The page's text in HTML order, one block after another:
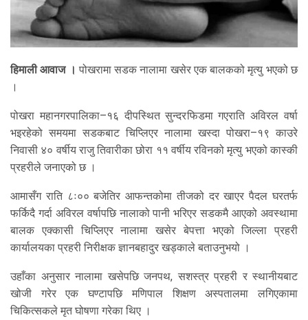
हिमाली आवाज । पोखरामा सडक नालामा खसेर एक बालकको मृत्यु भएको छ
।
पोखरा महानगरपालिका–१६ दीपस्थित सुन्दरफिडमा गएराति अविरल वर्षा
भइरहेको समयमा सडकबाट चिप्लिएर नालामा खस्दा पोखरा–१९ काउरे
निवासी ४० वर्षीय राजु तिवारीका छोरा ११ वर्षीय रविनको मृत्यु भएको कास्की
प्रहरीले जनाएको छ ।
आमासँग राति ८ः०० बजेतिर आफन्तकोमा तीजको दर खाएर पैदल घरतर्फ
फर्किदै गर्दा अविरल वर्षापछि नालाको पानी भरिएर सडकमै आएको अवस्थामा
बालक एक्कासी चिप्लिएर नालामा खसेर बेपत्ता भएको जिल्ला प्रहरी
कार्यालयका प्रहरी निरीक्षक ज्ञानबहादुर खड्काले बताउनुभयो ।
उहाँका अनुसार नालामा खसेपछि जनपथ, सशस्त्र प्रहरी र स्थानीयबाट
खोजी गरेर एक घण्टापछि मणिपाल शिक्षण अस्पतालमा लगिएकामा
चिकित्सकले मृत घोषणा गरेका थिए ।